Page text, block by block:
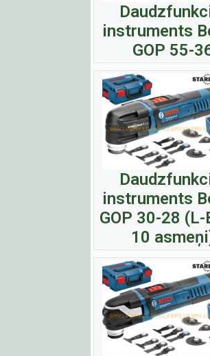
instruments
GOP 55-
instruments
GOP 30-28 (L-
10